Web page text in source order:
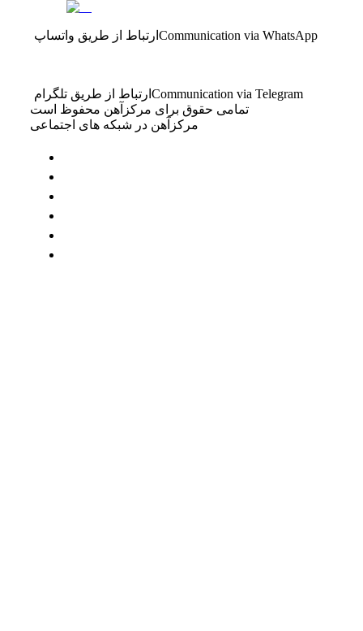
ارتباط از طریق واتساپ Communication via WhatsApp
ارتباط از طریق تلگرام Communication via Telegram
تمامی حقوق برای مرکزآهن محفوظ است
مرکزآهن در شبکه های اجتماعی